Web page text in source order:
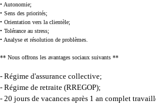
• Autonomie;
• Sens des priorités;
• Orientation vers la clientèle;
• Tolérance au stress;
• Analyse et résolution de problèmes.
** Nous offrons les avantages sociaux suivants **
- Régime d'assurance collective;
- Régime de retraite (RREGOP);
- 20 jours de vacances après 1 an complet